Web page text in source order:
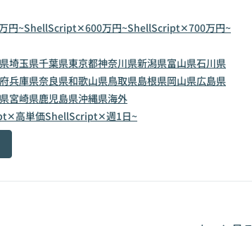
円~ShellScript✕600万円~ShellScript✕700万円~
埼玉県千葉県東京都神奈川県新潟県富山県石川県
兵庫県奈良県和歌山県鳥取県島根県岡山県広島県
宮崎県鹿児島県沖縄県海外
高単価ShellScript✕週1日~